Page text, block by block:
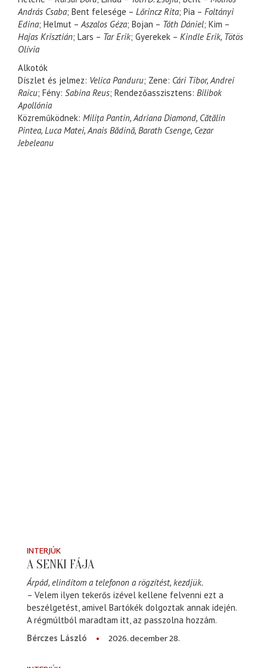
András Csaba; Bent felesége – Lőrincz Rita; Pia – Foltányi
Edina; Helmut –Aszalos Géza; Bojan – Tóth Dániel; Kim –
Hajas Krisztián; Lars – Tar Erik; Gyerekek – Kindle Erik, Tötös
Olívia
Alkotók
Díszlet és jelmez: Velica Panduru; Zene: Cári Tibor, Andrei
Raicu; Fény: Sabina Reus; Rendezőasszisztens: Bilibok
Apollónia
Közreműködnek: Milița Pantin, Adriana Diamond, Cătălin
Pintea, Luca Matei, Anais Bădină, Barath Csenge, Cezar
Jebeleanu
INTERJÚK
A SENKI FÁJA
Árpád, elindítom a telefonon a rögzítést, kezdjük.
– Velem ilyen tekerős izével kellene felvenni ezt a
beszélgetést, amivel Bartókék dolgoztak annak idején.
A régmúltból maradtam itt, az passzolna hozzám.
Bérczes László
2026. december 28.